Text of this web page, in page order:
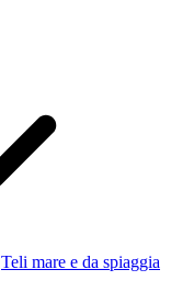
Teli mare e da spiaggia